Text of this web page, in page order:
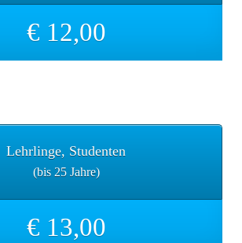
€ 12,00
Lehrlinge, Studenten
(bis 25 Jahre)
€ 13,00